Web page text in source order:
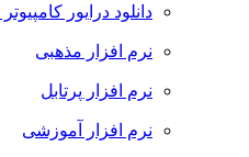
دانلود درایور
نرم افزار مذهبی
نرم افزار پرتابل
نرم افزار آموزشی